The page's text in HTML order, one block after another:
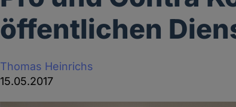
öffentlichen
Thomas Heinrichs
15.05.2017